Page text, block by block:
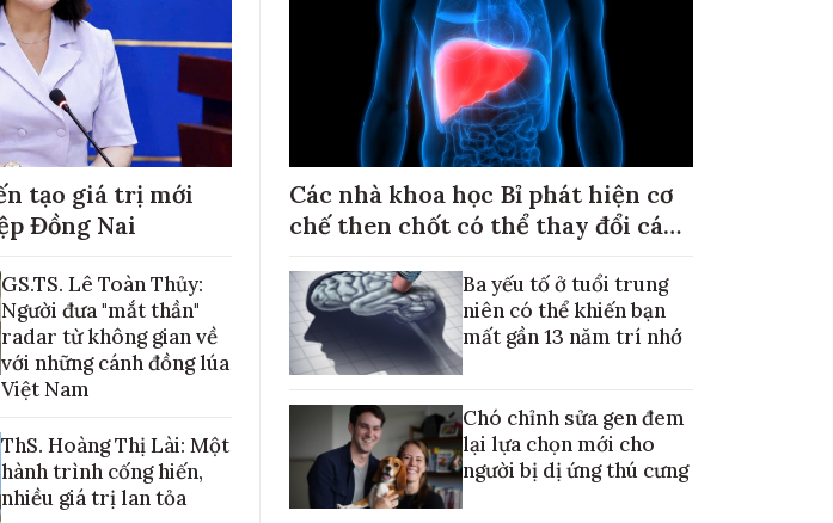
tạo giá trị mới
Đồng Nai
GS.TS. Lê Toàn Thủy:
Người đưa "mắt thần"
radar từ không gian về
với những cánh đồng lúa
Việt Nam
ThS. Hoàng Thị Lài: Một
hành trình cống hiến,
nhiều giá trị lan tỏa
Các nhà khoa học Bỉ phát hiện cơ
chế then chốt có thể thay đổi cách
Ba yếu tố ở tuổi trung
niên có thể khiến bạn
mất gần 13 năm trí nhớ
Chó chỉnh sửa gen đem
lại lựa chọn mới cho
người bị dị ứng thú cưng